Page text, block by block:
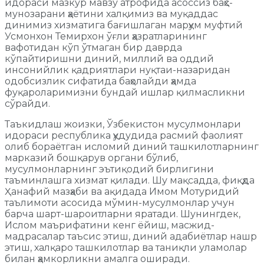
идораси мазкур мавзу атрофида асоссиз баҳс-
мунозарани ҳаётини халқимиз ва муқаддас
динимиз хизматига бағишлаган марҳум муфтий
Усмонхон Темирхон ўғли ҳазратларининг
вафотидан кўп ўтмаган бир даврда
кўпайтиришни диний, миллий ва оддий
инсонийлик қадриятлари нуқтаи-назаридан
одобсизлик сифатида баҳолайди ҳамда
фуқароларимизни бундай ишлар қилмасликни
сўрайди.
Таъкидлаш жоизки, Ўзбекистон мусулмонлари
идораси республика ҳудудида расмий фаолият
олиб бораётган исломий диний ташкилотларнинг
марказий бошқарув органи бўлиб,
мусулмонларнинг эътиқодий бирлигини
таъминлашга хизмат қилади. Шу мақсадда, фиқҳда
Ҳанафий мазҳаби ва ақидада Имом Мотуридий
таълимоти асосида мўмин-мусулмонлар учун
барча шарт-шароитларни яратади. Шунингдек,
Ислом маърифатини кенг ёйиш, масжид-
мадрасалар таъсис этиш, диний адабиётлар нашр
этиш, халқаро ташкилотлар ва таниқли уламолар
билан ҳамкорликни амалга оширади.